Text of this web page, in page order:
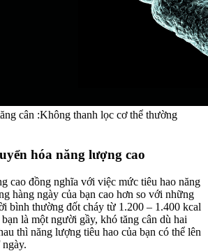
cân :Không thanh lọc cơ thể thường
hóa năng lượng cao
cao đồng nghĩa với việc mức tiêu hao năng
hàng ngày của bạn cao hơn so với những
bình thường đốt cháy từ 1.200 – 1.400 kcal
là một người gầy, khó tăng cân dù hai
thì năng lượng tiêu hao của bạn có thể lên